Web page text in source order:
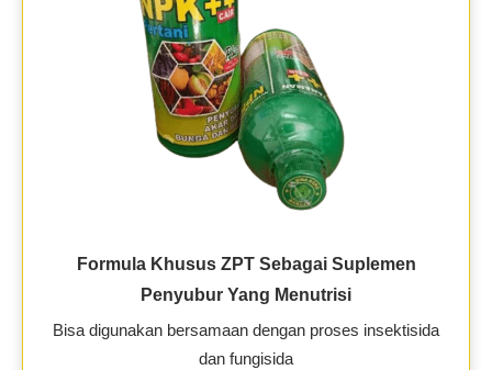
Formula Khusus ZPT Sebagai Suplemen
Penyubur Yang Menutrisi
Bisa digunakan bersamaan dengan proses insektisida
dan fungisida